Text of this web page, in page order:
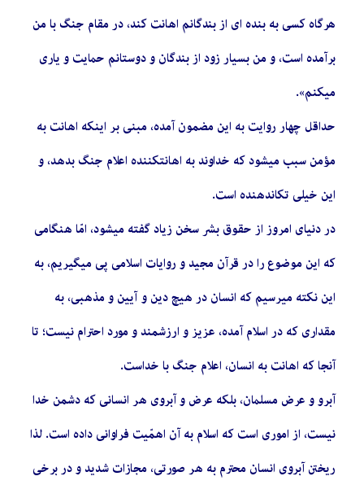
هرگاه كسی به بنده ای از بندگانم اهانت كند، در مقام جنگ با من
برآمده است، و من بسیار زود از بندگان و دوستانم حمایت و یاری
میكنم».
حداقل چهار روایت به این مضمون آمده، مبنی بر اینكه اهانت به
مؤمن سبب میشود كه خداوند به اهانتكننده اعلام جنگ بدهد، و
این خیلی تكاندهنده است.
در دنیای امروز از حقوق بشر سخن زیاد گفته میشود، امّا هنگامی
كه این موضوع را در قرآن مجید و روایات اسلامی پی میگیریم، به
این نكته میرسیم كه انسان در هیچ دین و آیین و مذهبی، به
مقداری كه در اسلام آمده، عزیز و ارزشمند و مورد احترام نیست؛ تا
آنجا كه اهانت به انسان، اعلام جنگ با خداست.
آبرو و عرض مسلمان، بلكه عرض و آبروی هر انسانی كه دشمن خدا
نیست، از اموری است كه اسلام به آن اهمّیت فراوانی داده است. لذا
ریختن آبروی انسان محترم به هر صورتی، مجازات شدید و در برخی